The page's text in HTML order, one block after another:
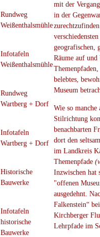
Rundweg
Weißenthalsmühle
Infotafeln
Weißenthalsmühle
Rundweg
Wartberg + Dorf
Infotafeln
Wartberg + Dorf
Historische
Bauwerke
Infotafeln
historische
Bauwerke
mit der
in der
geografischen,
Räume auf
belebtes,
Museum
Wie so manche
Stilrichtung
benachbarten
dort den
im Landkreis
Themenpfade
Inzwischen hat
"offenen
ausgedehnt.
Falkenstein“
Kirchberger
Lehrpfade im